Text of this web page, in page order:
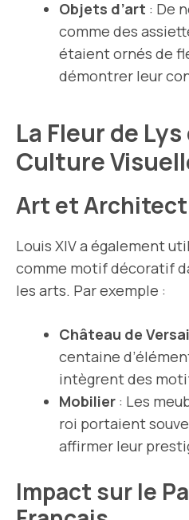
Objets d’art : De
comme des
étaient ornés de
démontrer leur
La Fleur de
Culture
Art et
Louis XIV a également
comme motif décoratif
les arts. Par exemple :
Château de
centaine
intègrent des
Mobilier : Les
roi portaient
affirmer leur
Impact sur le